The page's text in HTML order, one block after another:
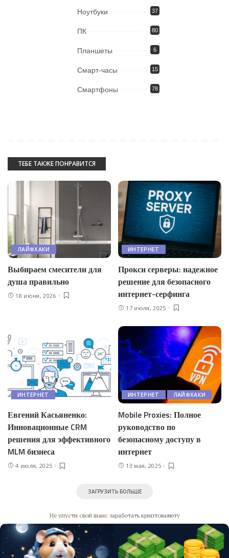
Ноутбуки 37
ПК 80
Планшеты 6
Смарт-часы 15
Смартфоны 78
ТЕБЕ ТАКЖЕ ПОНРАВИТСЯ
ЛАЙФХАКИ
Выбираем смесители для
душа правильно
18 июня, 2026
ИНТЕРНЕТ
Прокси серверы: надежное
решение для безопасного
интернет-серфинга
17 июля, 2025
ИНТЕРНЕТ
Евгений Касьяненко:
Инновационные CRM
решения для эффективного
MLM бизнеса
4 июля, 2025
ИНТЕРНЕТ ЛАЙФХАКИ
Mobile Proxies: Полное
руководство по
безопасному доступу в
интернет
13 мая, 2025
ЗАГРУЗИТЬ БОЛЬШЕ
Не упусти свой шанс заработать криптовалюту